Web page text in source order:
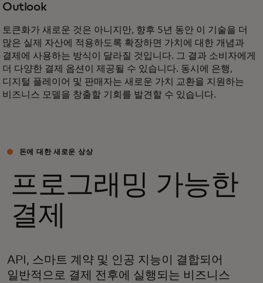
Outlook
토큰화가 새로운 것은 아니지만, 향후 5년 동안 이 기술을 더
많은 실제 자산에 적용하도록 확장하면 가치에 대한 개념과
결제에 사용하는 방식이 달라질 것입니다. 그 결과 소비자에게
더 다양한 결제 옵션이 제공될 수 있습니다. 동시에 은행,
디지털 플레이어 및 판매자는 새로운 가치 교환을 지원하는
비즈니스 모델을 창출할 기회를 발견할 수 있습니다.
돈에 대한 새로운 상상
프로그래밍 가능한
결제
API, 스마트 계약 및 인공 지능이 결합되어
일반적으로 결제 전후에 실행되는 비즈니스